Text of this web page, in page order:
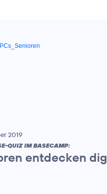
2019
QUIZ IM BASECAMP:
entdecken